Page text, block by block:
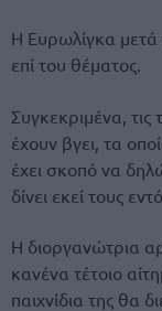
Η Ευρωλίγκα μετά
επί του θέματος.
Συγκεκριμένα,
έχουν βγει, τα
έχει σκοπό να
δίνει εκεί τους
Η διοργανώτρια
κανένα τέτοιο
παιχνίδια της θα